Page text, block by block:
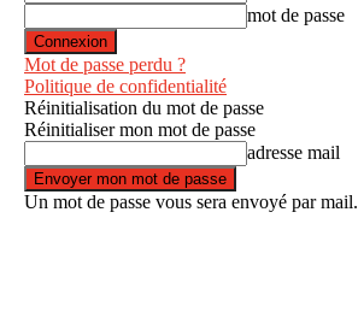
mot de passe
Mot de passe perdu ?
Politique de confidentialité
Réinitialisation du mot de passe
Réinitialiser mon mot de passe
adresse mail
Un mot de passe vous sera envoyé par mail.